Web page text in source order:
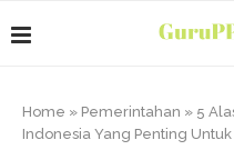
Home » Pemerintahan » 5
Indonesia Yang Penting